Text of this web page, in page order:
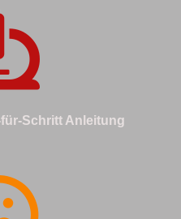
Schritt Anleitung